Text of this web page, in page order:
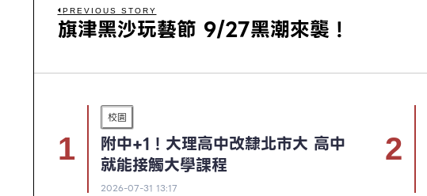
PREVIOUS STORY
旗津黑沙玩藝節 9/27黑潮來襲！
校園
附中+1！大理高中改隸北市大 高中
就能接觸大學課程
2026-07-31 13:17